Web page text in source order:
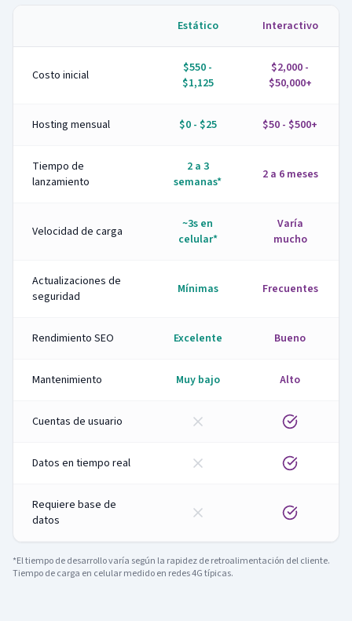
Estático Interactivo
Costo inicial
$550 -
$1,125
$2,000 -
$50,000+
Hosting mensual $0 - $25 $50 - $500+
Tiempo de
lanzamiento
2 a 3
semanas*
2 a 6 meses
Velocidad de carga
~3s en
celular*
Varía
mucho
Actualizaciones de
seguridad
Mínimas Frecuentes
Rendimiento SEO Excelente Bueno
Mantenimiento Muy bajo Alto
Cuentas de usuario
Datos en tiempo real
Requiere base de
datos
*El tiempo de desarrollo varía según la rapidez de retroalimentación del cliente.
Tiempo de carga en celular medido en redes 4G típicas.